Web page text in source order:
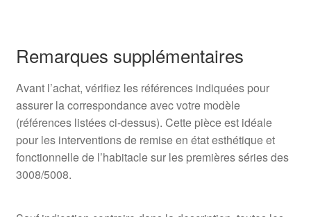
Remarques supplémentaires
Avant l’achat, vérifiez les références indiquées pour
assurer la correspondance avec votre modèle
(références listées ci-dessus). Cette pièce est idéale
pour les interventions de remise en état esthétique et
fonctionnelle de l’habitacle sur les premières séries des
3008/5008.